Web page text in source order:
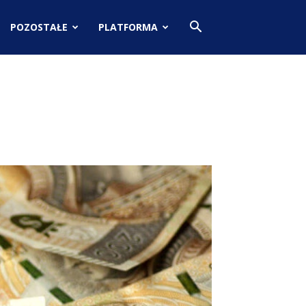
POZOSTAŁE PLATFORMA